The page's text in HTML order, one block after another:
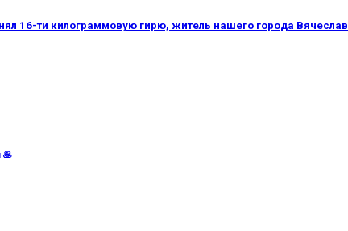
16-ти килограммовую гирю, житель нашего города Вячеслав
🥞